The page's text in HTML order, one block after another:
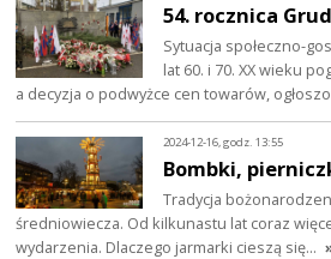
54. rocznica
Sytuacja społeczno-
lat 60. i 70. XX wieku
a decyzja o podwyżce cen towarów,
2024-12-16, godz. 13:55
Bombki,
Tradycja
średniowiecza. Od kilkunastu lat coraz
wydarzenia. Dlaczego jarmarki cieszą się…